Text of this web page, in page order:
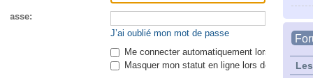
passe:
J’ai oublié mon mot de passe
Me connecter automatiquement lors de
Masquer mon statut en ligne lors de cette